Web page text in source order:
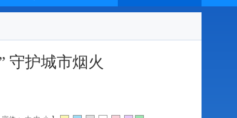
守护城市烟火